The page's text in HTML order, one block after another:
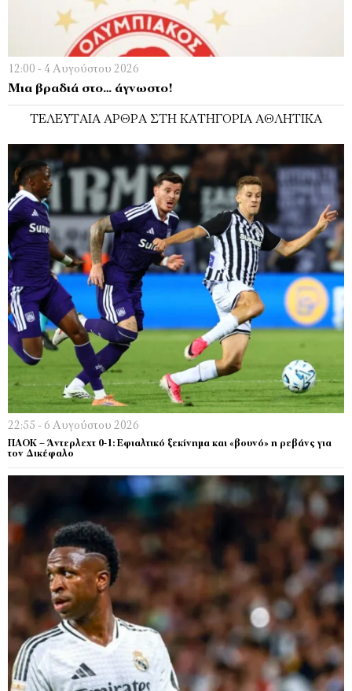
12:00 - 4 Αυγούστου 2026
Μια βραδιά στο… άγνωστο!
ΤΕΛΕΥΤΑΊΑ ΆΡΘΡΑ ΣΤΗ ΚΑΤΗΓΟΡΊΑ ΑΘΛΗΤΙΚΆ
22:55 - 6 Αυγούστου 2026
ΠΑΟΚ – Άντερλεχτ 0-1: Εφιαλτικό ξεκίνημα και «βουνό» η ρεβάνς για
τον Δικέφαλο